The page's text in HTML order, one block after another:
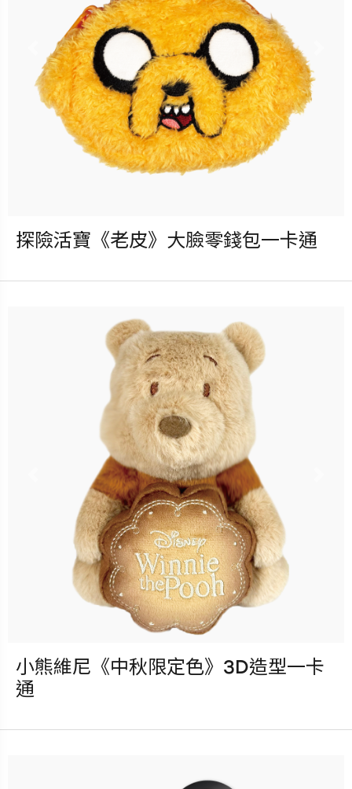
Previous
發行：2026-08-05
卡種：一卡通儲值卡-普通卡
售價：490元
立即購買
更多銷售據點
探險活寶《老皮》大臉零錢包一卡通
Previous
發行：2026-08-05
小熊維尼《中秋限定色》3D造型一卡
通